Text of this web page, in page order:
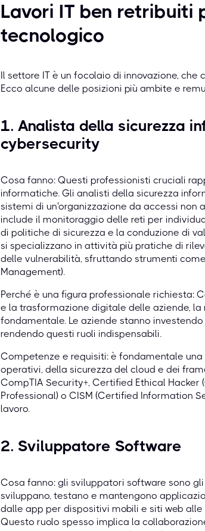
Lavori IT ben retribuiti
tecnologico
Il settore IT è un focolaio di innovazione,
Ecco alcune delle posizioni più ambite e
1. Analista della sicurezza
cybersecurity
Cosa fanno: Questi professionisti cruciali
informatiche. Gli analisti della sicurezza
sistemi di un'organizzazione da accessi
include il monitoraggio delle reti per
di politiche di sicurezza e la conduzione di
si specializzano in attività più pratiche di
delle vulnerabilità, sfruttando strumenti
Management).
Perché è una figura professionale richiesta:
e la trasformazione digitale delle aziende,
fondamentale. Le aziende stanno
rendendo questi ruoli indispensabili.
Competenze e requisiti: è fondamentale
operativi, della sicurezza del cloud e dei
CompTIA Security+, Certified Ethical Hacker
Professional) o CISM (Certified Information
lavoro.
2. Sviluppatore Software
Cosa fanno: gli sviluppatori software sono
sviluppano, testano e mantengono
dalle app per dispositivi mobili e siti web
Questo ruolo spesso implica la